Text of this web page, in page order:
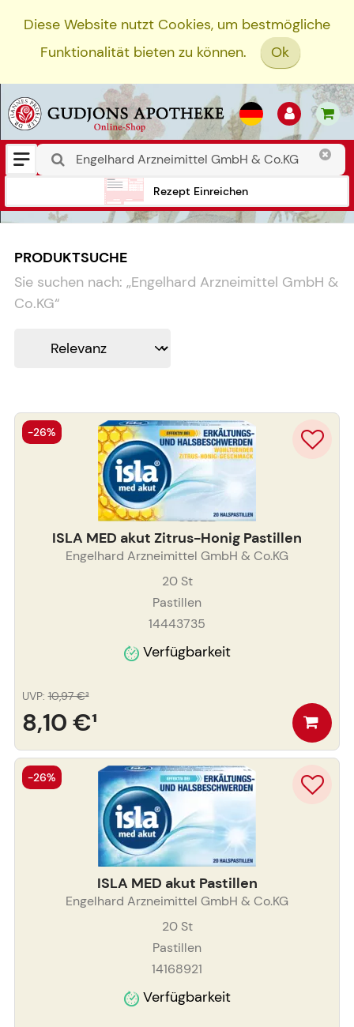
Diese Website nutzt Cookies, um bestmögliche
Funktionalität bieten zu können.
Ok
Rezept Einreichen
PRODUKTSUCHE
Sie suchen nach: „Engelhard Arzneimittel GmbH &
Co.KG“
ISLA MED akut Zitrus-Honig Pastillen
Engelhard Arzneimittel GmbH & Co.KG
20St
Pastillen
14443735
Verfügbarkeit
8,10 €¹
UVP: 10,97 €³
-26%
ISLA MED akut Pastillen
Engelhard Arzneimittel GmbH & Co.KG
20St
Pastillen
14168921
Verfügbarkeit
-26%